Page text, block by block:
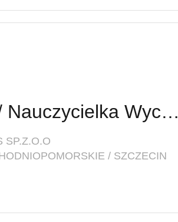
Nauczyciel / Nauczycielka Wychowania Przedszkolnego
SP.Z.O.O
/ SZCZECIN